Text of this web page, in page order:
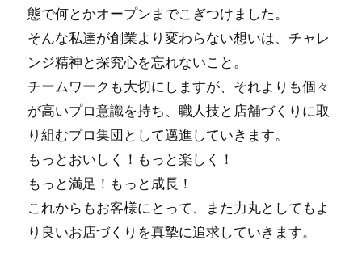
態で何とかオープンまでこぎつけました。
そんな私達が創業より変わらない想いは、チャレ
ンジ精神と探究⼼を忘れないこと。
チームワークも⼤切にしますが、それよりも個々
が⾼いプロ意識を持ち、職⼈技と店舗づくりに取
り組むプロ集団として邁進していきます。
もっとおいしく！もっと楽しく！
もっと満⾜！もっと成⻑！
これからもお客様にとって、また⼒丸としてもよ
り良いお店づくりを真摯に追求していきます。